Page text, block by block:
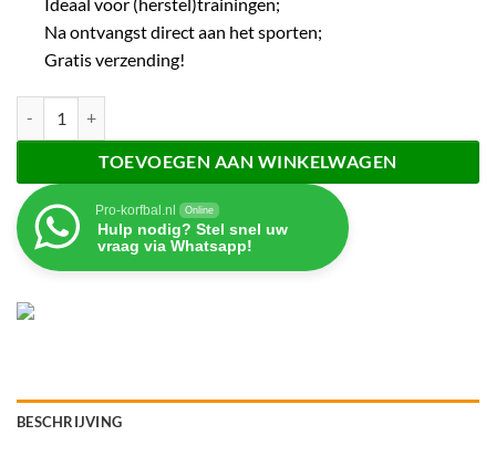
was:
299.95.
is:
279.95.
Na ontvangst direct aan het sporten;
Gratis verzending!
TOEVOEGEN AAN WINKELWAGEN
Pro-korfbal.nl Online
Hulp nodig? Stel snel uw
vraag via Whatsapp!
BESCHRIJVING